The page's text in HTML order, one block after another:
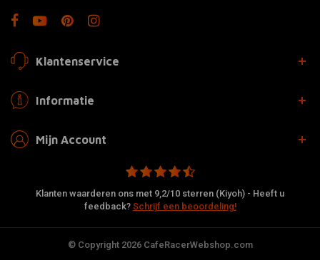
Klantenservice
Informatie
Mijn Account
Klanten waarderen ons met 9,2/10 sterren (Kiyoh) - Heeft u
feedback? Schrijf een beoordeling!
© Copyright 2026 CafeRacerWebshop.com